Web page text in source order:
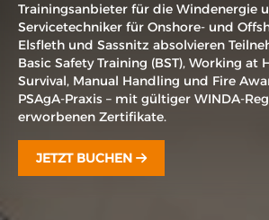
Trainingsanbieter für die Windenergie
Servicetechniker für Onshore- und
Elsfleth und Sassnitz absolvieren
Basic Safety Training (BST), Working at
Survival, Manual Handling und Fire
PSAgA-Praxis – mit gültiger WINDA-
erworbenen Zertifikate.
JETZT BUCHEN